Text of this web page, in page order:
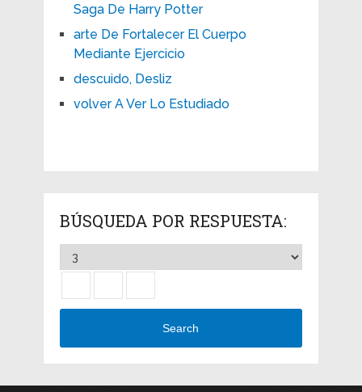
Saga De Harry Potter
arte De Fortalecer El Cuerpo
Mediante Ejercicio
descuido, Desliz
volver A Ver Lo Estudiado
BÚSQUEDA POR RESPUESTA:
Search